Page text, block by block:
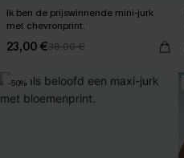
Ik ben de prijswinnende mini-jurk
met chevronprint.
23,00 €38,00 €
-50%